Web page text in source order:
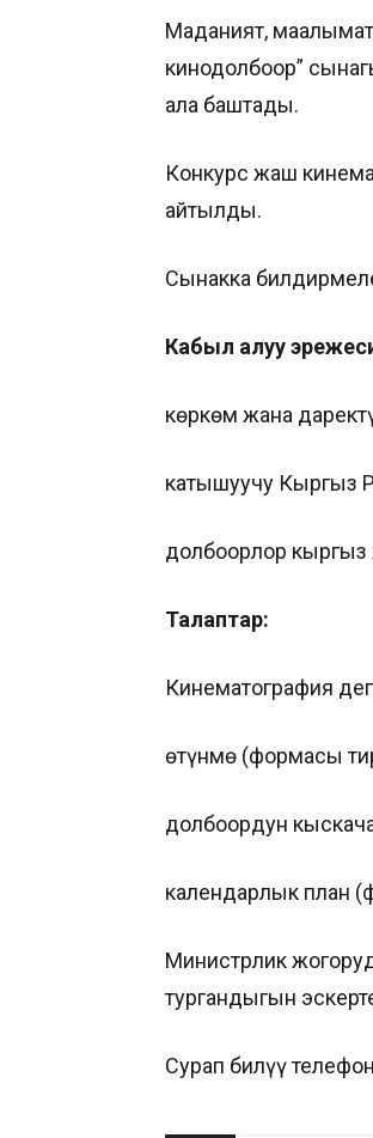
Маданият,
кинодолбоор”
ала баштады.
Конкурс жаш
айтылды.
Сынакка
Кабыл алуу
көркөм жана
катышуучу Кыргыз
долбоорлор кыргыз
Талаптар:
Кинематография
өтүнмө (формасы
долбоордун
календарлык план
Министрлик
тургандыгын
Сурап билүү